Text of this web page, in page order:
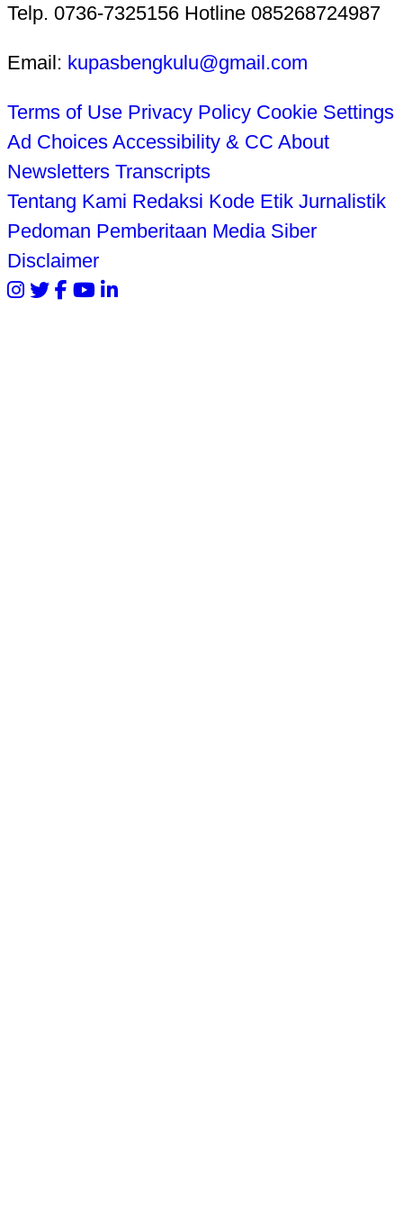
Telp. 0736-7325156 Hotline 085268724987
Email: kupasbengkulu@gmail.com
Terms of Use Privacy Policy Cookie Settings
Ad Choices Accessibility & CC About
Newsletters Transcripts
Tentang Kami Redaksi Kode Etik Jurnalistik
Pedoman Pemberitaan Media Siber
Disclaimer